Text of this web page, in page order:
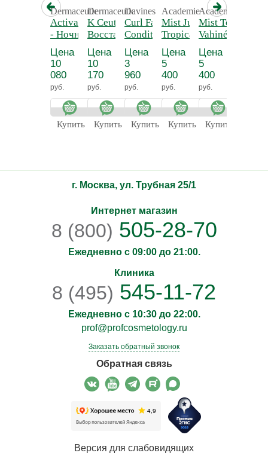
Dermaceutic
Activabiome
- Ночной
крем для
кожи
склонной к
акне
Цена
10
080
руб.
Купить
Dermaceutic
K Ceutic 40 -
Восстанавливающий
крем с SPF-50
Цена
10
170
руб.
Купить
Davines
Curl Fast
Conditioner -
Экспресс-
кондиционер
для
кудрявых и
вьющихся
волос
Цена
3
960
руб.
Купить
Academie
Mist Jungle
Tropicale -
Экзотический
бодрящий
мист
«Тропические
джунгли»
Цена
5
400
руб.
Купить
Academie
Mist Terre des
Vahinés - Мист
тропический
мечта»
Цена
5
400
руб.
Купить
г. Москва, ул. Трубная 25/1
Интернет магазин
8 (800) 505-28-70
Ежедневно с 09:00 до 21:00.
Клиника
8 (495) 545-11-72
Ежедневно с 10:30 до 22:00.
prof@profcosmetology.ru
Заказать обратный звонок
Обратная связь
Версия для слабовидящих